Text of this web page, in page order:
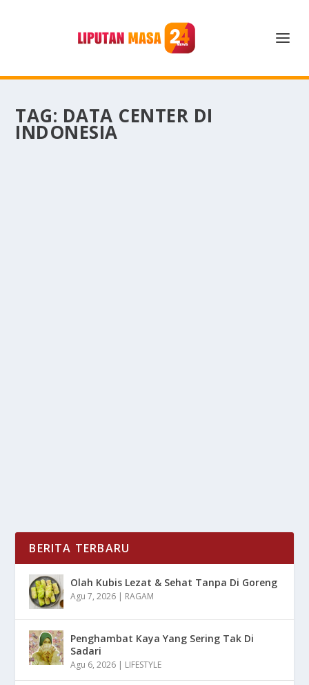
TAG: DATA CENTER DI
INDONESIA
BERITA TERBARU
Olah Kubis Lezat & Sehat Tanpa Di Goreng
Agu 7, 2026 | RAGAM
Penghambat Kaya Yang Sering Tak Di
Sadari
Agu 6, 2026 | LIFESTYLE